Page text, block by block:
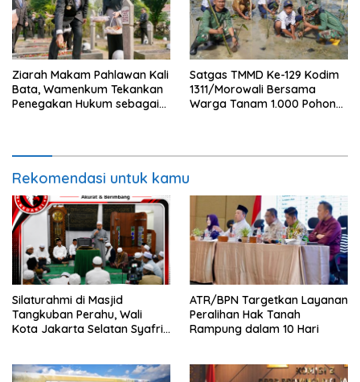
Ziarah Makam Pahlawan Kali
Bata, Wamenkum Tekankan
Penegakan Hukum sebagai
Satgas TMMD Ke-129 Kodim
1311/Morowali Bersama
Warga Tanam 1.000 Pohon
Rekomendasi untuk kamu
Silaturahmi di Masjid
Tangkuban Perahu, Wali
Kota Jakarta Selatan Syafrin
ATR/BPN Targetkan Layanan
Peralihan Hak Tanah
Rampung dalam 10 Hari